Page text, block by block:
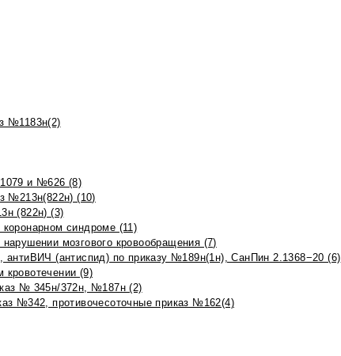
№1183н(2)
и №626 (8)
№213н(822н) (10)
(822н) (3)
синдроме (11)
мозгового кровообращения (7)
антиВИЧ (антиспид) по приказу №189н(1н), СанПин 2.1368−20 (6)
(9)
№ 345н/372н, №187н (2)
№342, противочесоточные приказ №162(4)